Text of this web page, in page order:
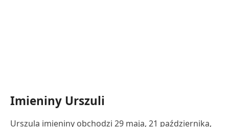
Imieniny Urszuli
Urszula imieniny obchodzi 29 maja, 21 października,